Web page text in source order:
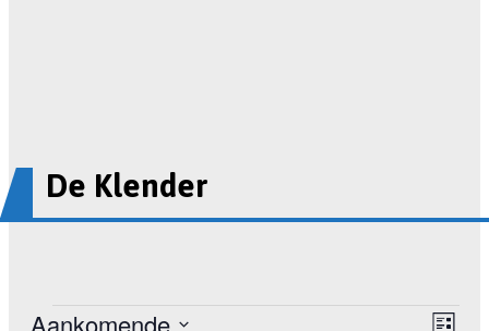
De Klender